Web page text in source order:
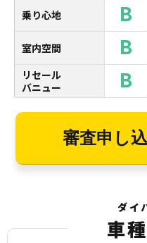
乗り心地 B
室内空間 B
リセール
バニュー
B
審査申し
ダイ
車